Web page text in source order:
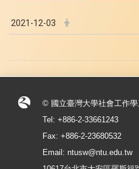
2021-12-03
© 國立臺灣大學社會工作
Tel: +886-2-33661243
Fax: +886-2-23680532
Email: ntusw@ntu.edu.tw